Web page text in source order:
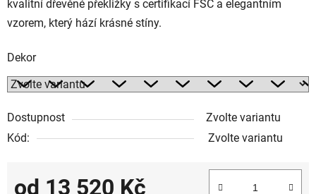
kvalitní dřevěné překližky s certifikací FSC a elegantním
vzorem, který hází krásné stíny.
Dekor
Dostupnost
Zvolte variantu
Kód:
Zvolte variantu
od 13 520 Kč